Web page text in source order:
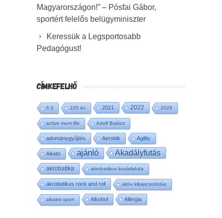
Magyarországon!” – Pósfai Gábor,
sportért felelős belügyminiszter
Keressük a Legsportosabb
Pedagógust!
CÍMKEFELHŐ
6:3 100 év 2021 2022 2028
active mum life Adolf Balázs
adománygyűjtés Aerobik Agility
Aikido ajánló Akadályfutás
akrobatika akrobatikus kosárlabda
akrobatikus rock and roll aktív kikapcsolódás
alkalmi sport Alkohol Allergia